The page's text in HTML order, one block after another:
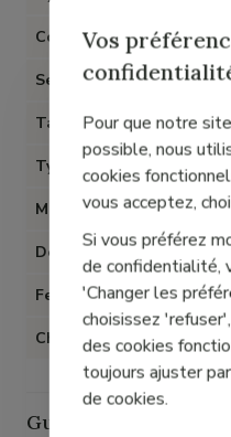
Couleur
Semelles amovibles
Talon
Type talon
Matière
Doublure
Fermeture
Chaussant
Guide des tailles
Vos
Pour que notre
possible, nous
cookies
vous acceptez,
Si vous préférez
de confidentialité,
'Changer les
choisissez
des cookies
toujours ajuster
de cookies.